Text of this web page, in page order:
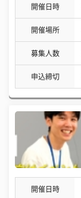
開催日時
開催場所
募集人数
申込締切
開催日時